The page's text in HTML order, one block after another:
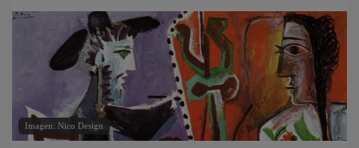
Imagen: Nico Design